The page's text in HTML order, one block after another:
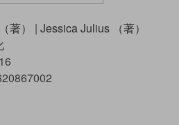
著）
| Jessica Julius （著）